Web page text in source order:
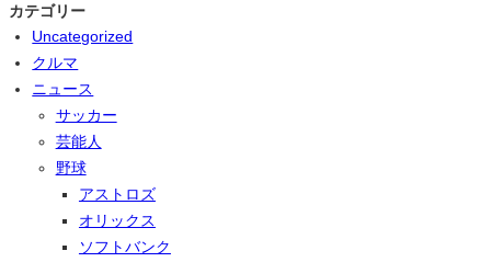
カテゴリー
Uncategorized
クルマ
ニュース
サッカー
芸能人
野球
アストロズ
オリックス
ソフトバンク